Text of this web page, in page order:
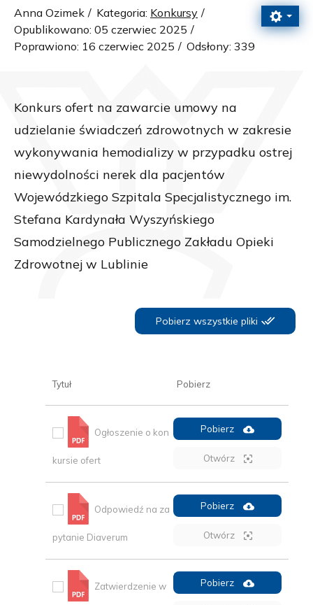
Anna Ozimek Kategoria: Konkursy
Opublikowano: 05 czerwiec 2025
Poprawiono: 16 czerwiec 2025
Odsłony: 339
Konkurs ofert na zawarcie umowy na
udzielanie świadczeń zdrowotnych w zakresie
wykonywania hemodializy w przypadku ostrej
niewydolności nerek dla pacjentów
Wojewódzkiego Szpitala Specjalistycznego im.
Stefana Kardynała Wyszyńskiego
Samodzielnego Publicznego Zakładu Opieki
Zdrowotnej w Lublinie
Pobierz wszystkie pliki
Tytuł Pobierz
Ogłoszenie o kon
kursie ofert
Pobierz
Otwórz
Odpowiedź na za
pytanie Diaverum
Pobierz
Otwórz
Zatwierdzenie w Pobierz